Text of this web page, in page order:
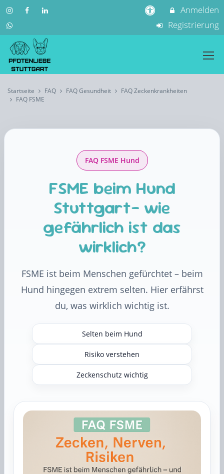
Anmelden
Registrierung
Startseite FAQ FAQ Gesundheit
FAQ Zeckenkrankheiten
FAQ FSME
FAQ FSME Hund
FSME beim Hund
Stuttgart– wie
gefährlich ist das
wirklich?
FSME ist beim Menschen gefürchtet – beim
Hund hingegen extrem selten. Hier erfährst
du, was wirklich wichtig ist.
Selten beim Hund
Risiko verstehen
Zeckenschutz wichtig